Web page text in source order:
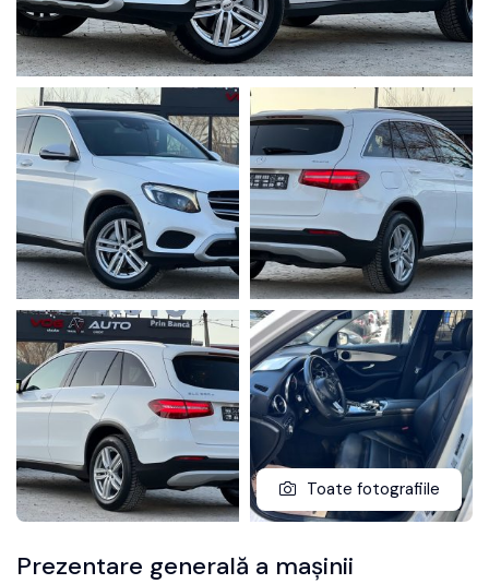
Toate fotografiile
Prezentare generală a mașinii